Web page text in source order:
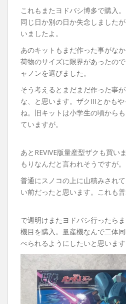
これもまたヨドバシ博多で購入。
同じ日か別の日か失念しました
いましたよ。
あのキットもまだ作った事がな
荷物のサイズに限界があったの
ャノンを選びました。
そう考えるとまだまだ作った事
な、と思います。ザクIIIとかも
ね。旧キットは小学生の頃から
ていますが。
あとREVIVE版量産型ザクも買い
もりなんだと言われそうですが。
普通にスノコの上に山積みされ
い前だったと思います。これも
で週明けまたヨドバシ行ったら
機目を購入。量産機なんで二体
べられるようにしたいと思います